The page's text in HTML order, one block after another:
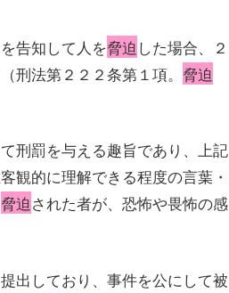
告知して人を脅迫 した場合、２
刑法第２２２条第１項。 脅迫
刑罰を与える趣旨であり、上記
観的に理解できる程度の言葉・
脅迫された者が、恐怖や畏怖の感
出しており、事件を公にして被